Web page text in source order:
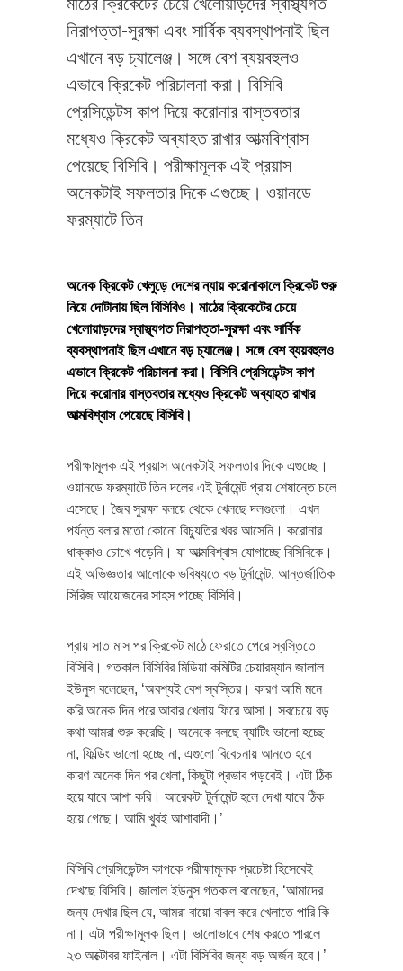
নিরাপত্তা-সুরক্ষা এবং সার্বিক ব্যবস্থাপনাই ছিল
এখানে বড় চ্যালেঞ্জ। সঙ্গে বেশ ব্যয়বহুলও
এভাবে ক্রিকেট পরিচালনা করা। বিসিবি
প্রেসিডেন্টস কাপ দিয়ে করোনার বাস্তবতার
মধ্যেও ক্রিকেট অব্যাহত রাখার আত্মবিশ্বাস
পেয়েছে বিসিবি। পরীক্ষামূলক এই প্রয়াস
অনেকটাই সফলতার দিকে এগুচ্ছে। ওয়ানডে
ফরম্যাটে তিন
অনেক ক্রিকেট খেলুড়ে দেশের ন্যায় করোনাকালে ক্রিকেট শুরু
নিয়ে দোটানায় ছিল বিসিবিও। মাঠের ক্রিকেটের চেয়ে
খেলোয়াড়দের স্বাস্থ্যগত নিরাপত্তা-সুরক্ষা এবং সার্বিক
ব্যবস্থাপনাই ছিল এখানে বড় চ্যালেঞ্জ। সঙ্গে বেশ ব্যয়বহুলও
এভাবে ক্রিকেট পরিচালনা করা। বিসিবি প্রেসিডেন্টস কাপ
দিয়ে করোনার বাস্তবতার মধ্যেও ক্রিকেট অব্যাহত রাখার
আত্মবিশ্বাস পেয়েছে বিসিবি।
পরীক্ষামূলক এই প্রয়াস অনেকটাই সফলতার দিকে এগুচ্ছে।
ওয়ানডে ফরম্যাটে তিন দলের এই টুর্নামেন্ট প্রায় শেষান্তে চলে
এসেছে। জৈব সুরক্ষা বলয়ে থেকে খেলছে দলগুলো। এখন
পর্যন্ত বলার মতো কোনো বিচ্যুতির খবর আসেনি। করোনার
ধাক্কাও চোখে পড়েনি। যা আত্মবিশ্বাস যোগাচ্ছে বিসিবিকে।
এই অভিজ্ঞতার আলোকে ভবিষ্যতে বড় টুর্নামেন্ট, আন্তর্জাতিক
সিরিজ আয়োজনের সাহস পাচ্ছে বিসিবি।
প্রায় সাত মাস পর ক্রিকেট মাঠে ফেরাতে পেরে স্বস্তিতে
বিসিবি। গতকাল বিসিবির মিডিয়া কমিটির চেয়ারম্যান জালাল
ইউনুস বলেছেন, ‘অবশ্যই বেশ স্বস্তির। কারণ আমি মনে
করি অনেক দিন পরে আবার খেলায় ফিরে আসা। সবচেয়ে বড়
কথা আমরা শুরু করেছি। অনেকে বলছে ব্যাটিং ভালো হচ্ছে
না, ফিল্ডিং ভালো হচ্ছে না, এগুলো বিবেচনায় আনতে হবে
কারণ অনেক দিন পর খেলা, কিছুটা প্রভাব পড়বেই। এটা ঠিক
হয়ে যাবে আশা করি। আরেকটা টুর্নামেন্ট হলে দেখা যাবে ঠিক
হয়ে গেছে। আমি খুবই আশাবাদী।’
বিসিবি প্রেসিডেন্টস কাপকে পরীক্ষামূলক প্রচেষ্টা হিসেবেই
দেখছে বিসিবি। জালাল ইউনুস গতকাল বলেছেন, ‘আমাদের
জন্য দেখার ছিল যে, আমরা বায়ো বাবল করে খেলাতে পারি কি
না। এটা পরীক্ষামূলক ছিল। ভালোভাবে শেষ করতে পারলে
২৩ অক্টোবর ফাইনাল। এটা বিসিবির জন্য বড় অর্জন হবে।’